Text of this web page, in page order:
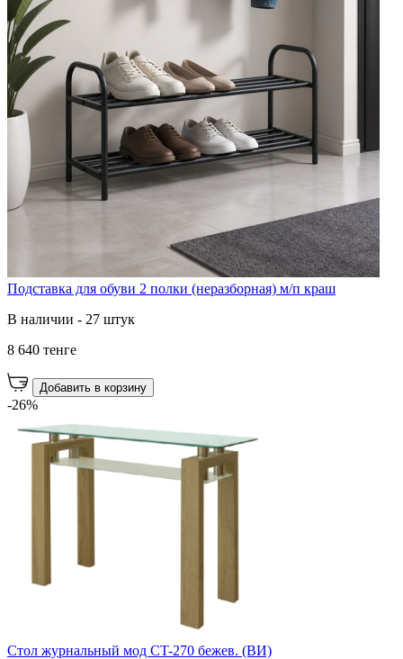
Подставка для обуви 2 полки (неразборная) м/п краш
В наличии - 27 штук
8 640 тенге
Добавить в корзину
-26%
Стол журнальный мод CT-270 бежев. (ВИ)